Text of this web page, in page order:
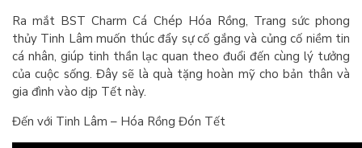
Ra mắt BST Charm Cá Chép Hóa Rồng, Trang sức phong
thủy Tinh Lâm muốn thúc đẩy sự cố gắng và củng cố niềm tin
cá nhân, giúp tinh thần lạc quan theo đuổi đến cùng lý tưởng
của cuộc sống. Đây sẽ là quà tặng hoàn mỹ cho bản thân và
gia đình vào dịp Tết này.
Đến với Tinh Lâm – Hóa Rồng Đón Tết